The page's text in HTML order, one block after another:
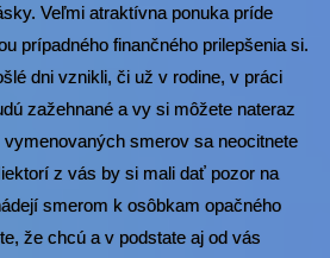
Veľmi atraktívna ponuka príde
prípadného finančného prilepšenia si.
dni vznikli, či už v rodine, v práci
zažehnané a vy si môžete nateraz
smerov sa neocitnete
z vás by si mali dať pozor na
smerom k osôbkam opačného
že chcú a v podstate aj od vás